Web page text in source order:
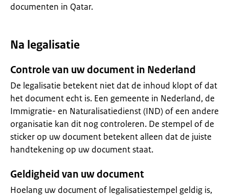
documenten in Qatar.
Na legalisatie
Controle van uw document in Nederland
De legalisatie betekent niet dat de inhoud klopt of dat
het document echt is. Een gemeente in Nederland, de
Immigratie- en Naturalisatiedienst (IND) of een andere
organisatie kan dit nog controleren. De stempel of de
sticker op uw document betekent alleen dat de juiste
handtekening op uw document staat.
Geldigheid van uw document
Hoelang uw document of legalisatiestempel geldig is,